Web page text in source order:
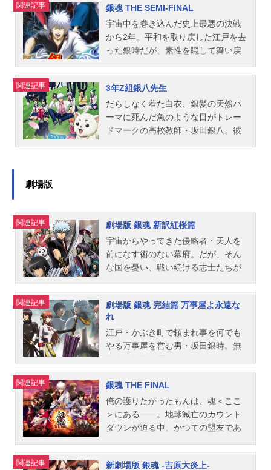
集：瀬山武司CG監督：中島豊音楽：
AudioHighs音響監督：小林克良プ...
郎陸奥：渡辺明乃服部全蔵：藤原啓
治徳川茂茂：小野友樹そよ姫：広橋
涼寺門通：高橋美佳子スタッフ原
作：空知英秋連載：「週刊少年ジャ
監督：宮脇千鶴キャラクターデザイ
ン：竹内進二音響監修：小林克良音
響監督：高松信司アニメーション制
作...
外：島田敏スタッフ原作：空知英秋
（集英社「週刊少年ジャンプ」連
載）監修：藤田陽一監督：宮脇千鶴
キャラクターデザイン・総作画監
村ユミ美術監督：間庭奈美 福島孝
喜色彩設計：歌川律子撮影監督：寺
本友紀CG監督：鈴木知美編集：白石
あかね音楽：AudioHighs音響監修：
小林克良音響監督：高松信司アニメ
月24日（日）テレビ東京ほか話数全5
1話キャスト坂田銀時：杉田智和志村
新八：阪口大助神楽：釘宮理恵定
春：高橋美佳子近藤勲：千葉進歩土
健一山崎退：太田哲治松平片栗虎：
若本規夫桂小太郎：石田彰志村妙：
雪野五月お登勢：くじらキャサリ
ン：杉本ゆう長谷川泰三：立木文彦
猿飛あやめ：小林ゆう寺門通：高橋
クターデザイン･総作画監督：竹内進
監督：野村裕樹色彩設定：歌川律子
撮影監督：老平英編集：瀬山武司C
G...
るところはさりげなくキメたりし
て…。笑えて、泣けて、心温まる、
銀さんと仲間たちの生き様、得とご
覧あれ！作品名銀魂.銀ノ魂篇放送形
ル前半：2018年1月7日（日）～2018
年3月25日（日）後半：2018年7月8
日（日）～2018年10月7日（日）テ
レビ東京系ほか話数全26話キャスト
坂田銀時：杉田智和志村新八：阪口
じらキャサリン：杉本ゆうたま：南
斐田裕子神威：日野聡猿飛あやめ：
小林ゆう坂本辰馬：三木眞一郎陸
奥：渡辺明乃服部全蔵：藤原啓治徳
川茂茂：小野友樹そよ姫：広橋涼寺
門通：高橋美佳子スタッフ原作：空
知英秋連載：「週刊少年ジャンプ」
発行：集英社監修：藤田陽一監督：
宮脇千鶴キャラクターデザイン・総
作...
関連記事
銀魂 THE SEMI-FINAL
宇宙中を巻き込んだ史上最悪の決戦
から2年。平和を取り戻した江戸を去
った銀時だが、素性を隠して舞い戻
一人万事屋を続ける新八と、年齢を
自在に操る秘技を身につけた神楽が
再会し……。一方そのころ真選組
は!? ドタバタギャグは銀魂の真骨
頂！ 待望の新作アニメに是非ご注
釘宮理恵近藤勲：千葉進歩土方十四
郎：中井和哉沖田総悟：鈴村健一ス
タッフ原作：空知英秋（集英社ジャ
ンプコミックス刊）監督：宮脇千鶴
監修：藤田陽一脚本：岸本卓キャラ
進二アニメーション制作：BNPicture
s製作：銀魂製作委員会主題歌OP：
「IWannaBe...」SPYAIRED：「轍～
Wadachi～」SPYAIR公開開始年＆季
節2021冬アニメ(C)空知英秋／集英
知英秋／集英社・テレビ東京・電
通・BNP・アニプレックス (C)空知
英秋／劇場版銀魂製作委員会 「銀魂
THESEMI-FINAL」のグッズを探す動
画配信情報【PR】※本ページは動画
ま...
関連記事
3年Z組銀八先生
だらしなく着た白衣、銀髪の天然パ
ーマに死んだ魚のような目がトレー
ドマークの高校教師・坂田銀八。彼
滅茶苦茶なことばかりの日々に銀八
は頭を抱えて――なんてことはな
く、とぼけた顔で問題を解決したり
しなかったり。そして個性豊かな生
徒たちは、さまざまな経験を通して
はやっぱりなく、みんな好き勝手に
暴れ回る！おいィィィ！3Z、自由す
ぎるんですけどォォォォ！？いつも
やる気がなさそうで何を考えている
のかわからないけれど、肝心な時に
教師と、3Zの生徒たちによる笑いあ
り、涙あり、なんでもありなスクー
ルライフ・コメディ！陽キャも陰キ
ャも関係ない、銀魂流の青春がここ
にある！！作品名3年Z組銀八先生放
ュール2025年10月6日（月）～2025
年12月22日（月）テレビ東京系列ほ
劇場版
関連記事
劇場版 銀魂 新訳紅桜篇
宇宙からやってきた侵略者・天人を
前になす術のない幕府。だが、そん
な国を憂い、戦い続ける志士たちが
時。数年に及ぶ死闘の末、彼らは戦
い敗れて“国”を失った。そして生き残
った銀時は万事屋を営み、桂は身を
潜め譲位活動を続け、高杉は幕府や
天人の支配の破壊を企む。そんなあ
って桂が姿を消す。その刀は人工知
能を持ち、使用者に寄生して戦闘デ
ータを蓄積し進化する妖刀“紅桜”。最
強の戦闘集団・鬼兵隊を復活させ、
高杉が“紅桜”を擁して動き出したの
放送形態劇場版アニメシリーズ銀魂
スケジュール2010年4月24日（土）
関連記事
劇場版 銀魂 完結篇 万事屋よ永遠な
れ
江戸・かぶき町で頼まれ事を何でも
やる万事屋を営む男・坂田銀時。無
ぴり人情に厚い侍だ。だが、このさ
えない主人公はかつて、宇宙からや
ってきた侵略者「天人（あまん
と）」と戦い続け、鬼神のごときそ
の強さから“白夜叉”という異名でおそ
ニメ銀魂ラストエピソードとして描
かれる本作。これまで一切語られる
関連記事
銀魂 THE FINAL
俺の護りたかったもんは、魂＜ここ
＞にある――。地球滅亡のカウント
ダウンが迫る中、かつての盟友であ
を胸にひた走る。だが彼らの前に立
ちはだかったのは、あまりにも哀し
関連記事 新劇場版 銀魂 -吉原大炎上-